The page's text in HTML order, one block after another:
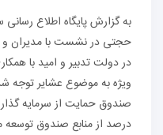
به گزارش پایگاه اطلاع رسانی
حجتی در نشست با مدیران و
در دولت تدبیر و امید با
ویژه به موضوع عشایر توجه
صندوق حمایت از سرمایه
درصد از منابع صندوق توسعه